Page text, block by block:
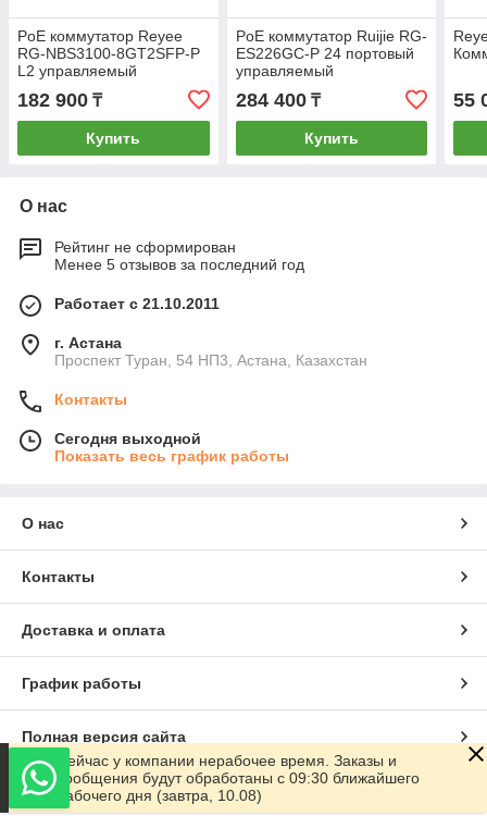
PoE коммутатор Reyee
RG-NBS3100-8GT2SFP-P
L2 управляемый
182 900 ₸
Купить
PoE коммутатор Ruijie RG-
ES226GC-P 24 портовый
управляемый
284 400₸
Купить
55
О нас
Рейтинг не сформирован
Менее 5 отзывов за последний год
Работает с 21.10.2011
г. Астана
Проспект Туран, 54 НП3, Астана, Казахстан
Контакты
Сегодня выходной
Показать весь график работы
О нас
Контакты
Доставка и оплата
График работы
Полная версия сайта
Сайт создан на маркетплейсеSatu.kz
Сейчас у компании нерабочее время. Заказы и
сообщения будут обработаны с 09:30 ближайшего
рабочего дня (завтра, 10.08)